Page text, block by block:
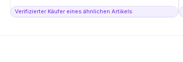
Verifizierter Käufer eines ähnlichen Artikels